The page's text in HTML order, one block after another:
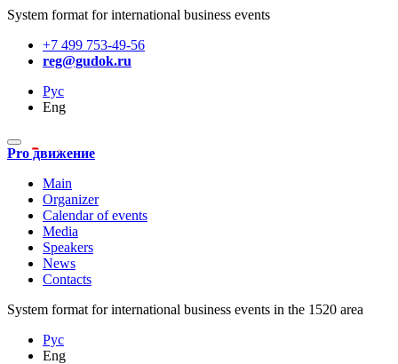
System format for international business events
+7 499 753-49-56
reg@gudok.ru
Рус
Eng
Pro движение
Main
Organizer
Calendar of events
Media
Speakers
News
Contacts
System format for international business events in the 1520 area
Рус
Eng